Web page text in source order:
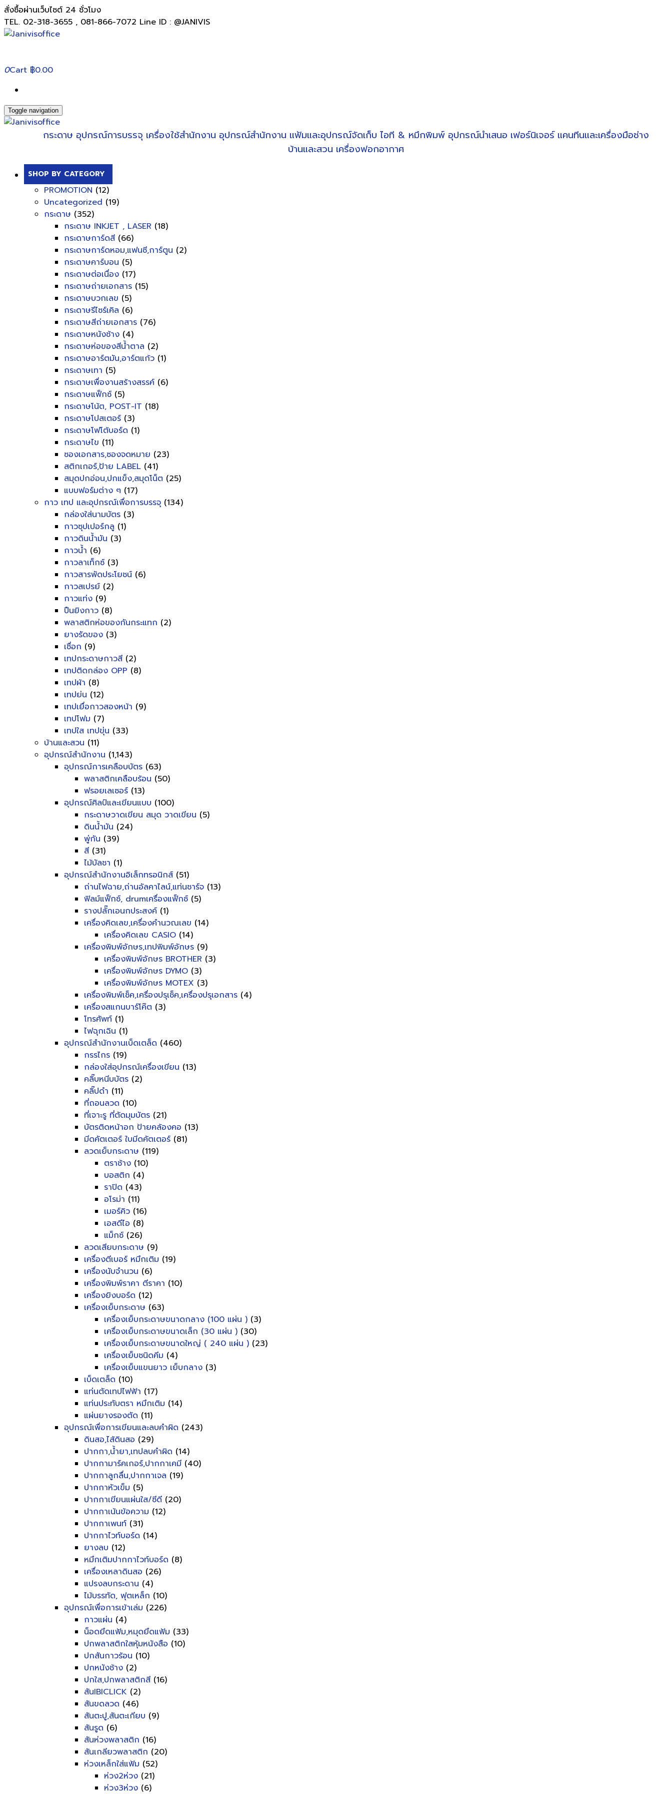
สั่งซื้อผ่านเว็บไซต์ 24 ชั่วโมง
TEL. 02-318-3655 , 081-866-7072 Line ID : @JANIVIS
0Cart ฿0.00
Toggle navigation
กระดาษ อุปกรณ์การบรรจุ เครื่องใช้สำนักงาน อุปกรณ์สำนักงาน แฟ้มและอุปกรณ์จัดเก็บ ไอที & หมึกพิมพ์ อุปกรณ์นำเสนอ เฟอร์นิเจอร์ แคนทีนและเครื่องมือช่าง
บ้านและสวน เครื่องฟอกอากาศ
SHOP BY CATEGORY
PROMOTION (12)
Uncategorized (19)
กระดาษ (352)
กระดาษ INKJET , LASER (18)
กระดาษการ์ดสี (66)
กระดาษการ์ดหอม,แฟนซี,การ์ตูน (2)
กระดาษคาร์บอน (5)
กระดาษต่อเนื่อง (17)
กระดาษถ่ายเอกสาร (15)
กระดาษบวกเลข (5)
กระดาษรีไซร์เคิล (6)
กระดาษสีถ่ายเอกสาร (76)
กระดาษหนังช้าง (4)
กระดาษห่อของสีน้ำตาล (2)
กระดาษอาร์ตมัน,อาร์ตแก้ว (1)
กระดาษเทา (5)
กระดาษเพื่องานสร้างสรรค์ (6)
กระดาษแฟ็กซ์ (5)
กระดาษโน้ต, POST-IT (18)
กระดาษโปสเตอร์ (3)
กระดาษโฟโต้บอร์ด (1)
กระดาษไข (11)
ซองเอกสาร,ซองจดหมาย (23)
สติกเกอร์,ป้าย LABEL (41)
สมุดปกอ่อน,ปกแข็ง,สมุดโน็ต (25)
แบบฟอร์มต่าง ๆ (17)
กาว เทป และอุปกรณ์เพื่อการบรรจุ (134)
กล่องใส่นามบัตร (3)
กาวซุปเปอร์กลู (1)
กาวดินน้ำมัน (3)
กาวน้ำ (6)
กาวลาเท็กซ์ (3)
กาวสารพัดประโยชน์ (6)
กาวสเปรย์ (2)
กาวแท่ง (9)
ปืนยิงกาว (8)
พลาสติกห่อของกันกระแทก (2)
ยางรัดของ (3)
เชื่อก (9)
เทปกระดาษกาวสี (2)
เทปติดกล่อง OPP (8)
เทปผ้า (8)
เทปย่น (12)
เทปเยื่อกาวสองหน้า (9)
เทปโฟม (7)
เทปใส เทปขุ่น (33)
บ้านและสวน (11)
อุปกรณ์สำนักงาน (1,143)
อุปกรณ์การเคลือบบัตร (63)
พลาสติกเคลือบร้อน (50)
ฟรอยเลเซอร์ (13)
อุปกรณ์ศิลป์และเขียนแบบ (100)
กระดาษวาดเขียน สมุด วาดเขียน (5)
ดินน้ำมัน (24)
พู่กัน (39)
สี (31)
ไม้บัลชา (1)
อุปกรณ์สำนักงานอิเล็กทรอนิกส์ (51)
ถ่านไฟฉาย,ถ่านอัลคาไลน์,แท่นชาร์จ (13)
ฟิลม์แฟ็กซ์, drumเครื่องแฟ็กซ์ (5)
รางปลั๊กเอนกประสงค์ (1)
เครื่องคิดเลข,เครื่องคำนวณเลข (14)
เครื่องคิดเลข CASIO (14)
เครื่องพิมพ์อักษร,เทปพิมพ์อักษร (9)
เครื่องพิมพ์อักษร BROTHER (3)
เครื่องพิมพ์อักษร DYMO (3)
เครื่องพิมพ์อักษร MOTEX (3)
เครื่องพิมพ์เช็ค,เครื่องปรุเช็ค,เครื่องปรุเอกสาร (4)
เครื่องสแกนบาร์โค๊ต (3)
โทรศัพท์ (1)
ไฟฉุกเฉิน (1)
อุปกรณ์สำนักงานเบ็ดเตล็ด (460)
กรรไกร (19)
กล่องใส่อุปกรณ์เครื่องเขียน (13)
คลิ๊บหนีบบัตร (2)
คลิ๊ปดำ (11)
ที่ถอนลวด (10)
ที่เจาะรู ที่ตัดมุมบัตร (21)
บัตรติดหน้าอก ป้ายคล้องคอ (13)
มีดคัตเตอร์ ใบมีดคัตเตอร์ (81)
ลวดเย็บกระดาษ (119)
ตราช้าง (10)
บอสติก (4)
ราปิด (43)
อโรม่า (11)
เมอร์คิว (16)
เอสดีไอ (8)
แม็กซ์ (26)
ลวดเสียบกระดาษ (9)
เครื่องตีเบอร์ หมึกเติม (19)
เครื่องนับจำนวน (6)
เครื่องพิมพ์ราคา ตีราคา (10)
เครื่องยิงบอร์ด (12)
เครื่องเย็บกระดาษ (63)
เครื่องเย็บกระดาษขนาดกลาง (100 แผ่น ) (3)
เครื่องเย็บกระดาษขนาดเล็ก (30 แผ่น ) (30)
เครื่องเย็บกระดาษขนาดใหญ่ ( 240 แผ่น ) (23)
เครื่องเย็บชนิดคีม (4)
เครื่องเย็บแขนยาว เย็บกลาง (3)
เบ็ดเตล็ด (10)
แท่นตัดเทปไฟฟ้า (17)
แท่นประทับตรา หมึกเติม (14)
แผ่นยางรองตัด (11)
อุปกรณ์เพื่อการเขียนและลบคำผิด (243)
ดินสอ,ไส้ดินสอ (29)
ปากกา,น้ำยา,เทปลบคำผิด (14)
ปากกามาร์คเกอร์,ปากกาเคมี (40)
ปากกาลูกลื่น,ปากกาเจล (19)
ปากกาหัวเข็ม (5)
ปากกาเขียนแผ่นใส/ซีดี (20)
ปากกาเน้นข้อความ (12)
ปากกาเพนท์ (31)
ปากกาไวท์บอร์ด (14)
ยางลบ (12)
หมึกเติมปากกาไวท์บอร์ด (8)
เครื่องเหลาดินสอ (26)
แปรงลบกระดาน (4)
ไม้บรรทัด, ฟุตเหล็ก (10)
อุปกรณ์เพื่อการเข้าเล่ม (226)
กาวแผ่น (4)
น็อดยึดแฟ้ม,หมุดยึดแฟ้ม (33)
ปกพลาสติกใสหุ้มหนังสือ (10)
ปกสันกาวร้อน (10)
ปกหนังช้าง (2)
ปกใส,ปกพลาสติกสี (16)
สันIBICLICK (2)
สันขดลวด (46)
สันตะปู,สันตะเกียบ (9)
สันรูด (6)
สันห่วงพลาสติก (16)
สันเกลียวพลาสติก (20)
ห่วงเหล็กใส่แฟ้ม (52)
ห่วง2ห่วง (21)
ห่วง3ห่วง (6)